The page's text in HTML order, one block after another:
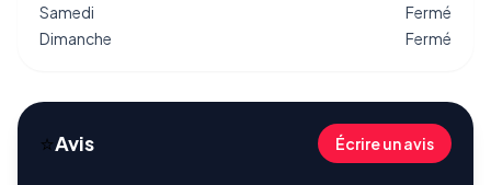
Samedi
Fermé
Dimanche
Fermé
⭐Avis Écrire un avis